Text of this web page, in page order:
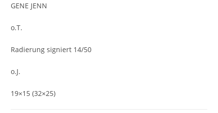
GENE JENN
o.T.
Radierung signiert 14/50
o.J.
19×15 (32×25)